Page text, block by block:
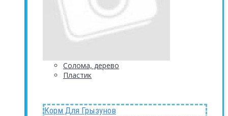
Солома, дерево
Пластик
Корм Для Грызунов